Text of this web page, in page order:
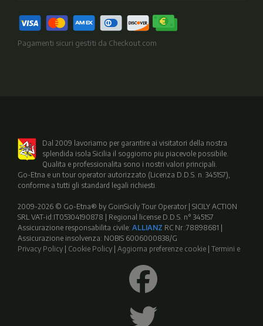
Pagamenti sicuri gestiti da Checkout.com
Dal 2009 lavoriamo per garantire ai visitatori della nostra
splendida isola Sicilia il soggiorno piu piacevole possibile.
Qualita e professionalita sono i nostri valori principali.
Go-Etna e un tour operator autorizzato (Licenza D.D.S. n. 3451S7),
conforme a tutti gli standard legali richiesti.
2009-2026 © Go-Etna® by GoinSicily Tour Operator | SICILY ACTION
SRL VAT-id:IT05304190878 | Regional license D.D.S. n° 3451S7
Assicurazione responsabilita civile: ALLIANZ RC Nr.:78898681 |
Assicurazione insolvenza: NOBIS 6006000838/G
Privacy Policy
Cookie Policy Aggiorna preferenze cookie Termini e